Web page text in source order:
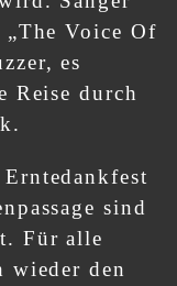
Voice Of
es
Reise durch
sind
Für alle
wieder den